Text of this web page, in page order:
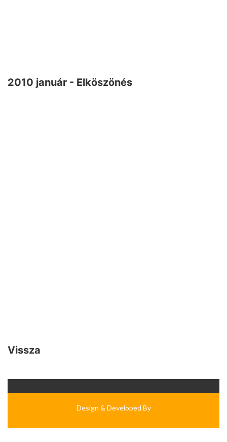
2010 január - Elköszönés
Vissza
Design & Developed By